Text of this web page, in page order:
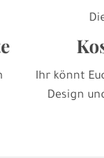
Ihr könnt
Design